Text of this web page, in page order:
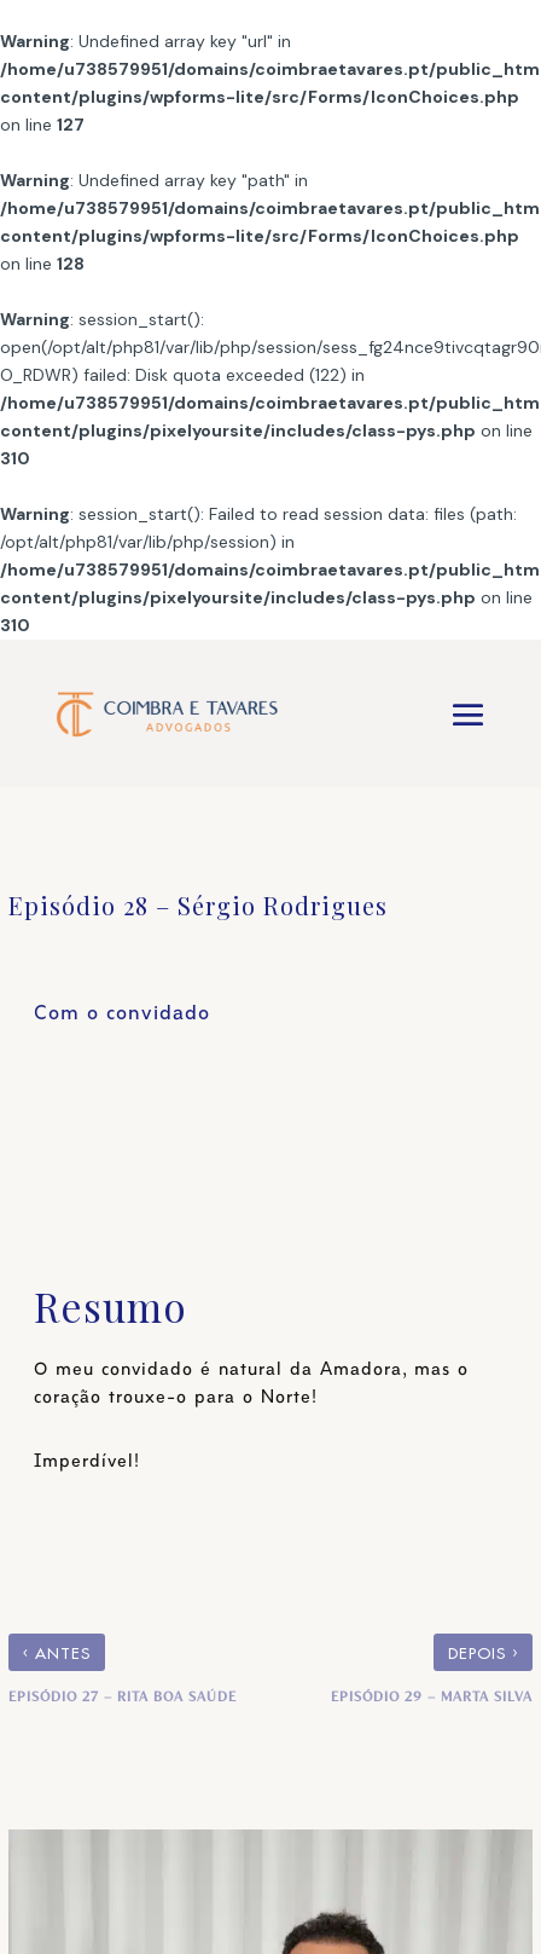
Warning: Undefined array key "url" in
/home/u738579951/domains/coimbraetavares.pt/
content/plugins/wpforms-lite/src/Forms/IconChoices.php
on line 127
Warning: Undefined array key "path" in
/home/u738579951/domains/coimbraetavares.pt/
content/plugins/wpforms-lite/src/Forms/IconChoices.php
on line 128
Warning: session_start():
open(/opt/alt/php81/var/lib/php/session/
O_RDWR) failed: Disk quota exceeded (122) in
/home/u738579951/domains/coimbraetavares.pt/
content/plugins/pixelyoursite/includes/class-pys.php on line
310
Warning: session_start(): Failed to read session data: files (path:
/opt/alt/php81/var/lib/php/session) in
/home/u738579951/domains/coimbraetavares.pt/
content/plugins/pixelyoursite/includes/class-pys.php on line
310
Episódio 28 – Sérgio Rodrigues
Com o convidado
Resumo
O meu convidado é natural da Amadora, mas o
coração trouxe-o para o Norte!
Imperdível!
‹ ANTES
EPISÓDIO 27 – RITA BOA SAÚDE
DEPOIS ›
EPISÓDIO 29 – MARTA SILVA